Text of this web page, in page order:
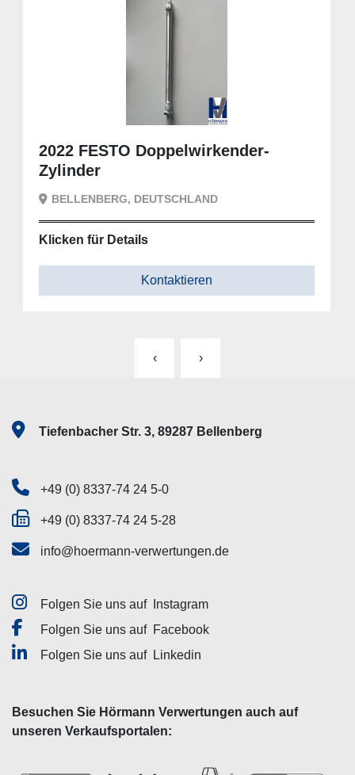
2022 FESTO Doppelwirkender-
Zylinder
BELLENBERG, DEUTSCHLAND
Klicken für Details
Kontaktieren
‹ ›
Tiefenbacher Str. 3, 89287 Bellenberg
+49 (0) 8337-74 24 5-0
+49 (0) 8337-74 24 5-28
info@hoermann-verwertungen.de
Folgen Sie uns auf
Instagram
Folgen Sie uns auf Facebook
Folgen Sie uns auf
Linkedin
Besuchen Sie Hörmann Verwertungen auch auf
unseren Verkaufsportalen: